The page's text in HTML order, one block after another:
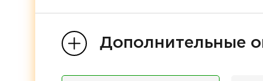
Дополнительные